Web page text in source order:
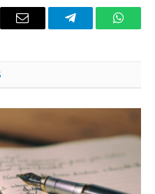
Email Telegram